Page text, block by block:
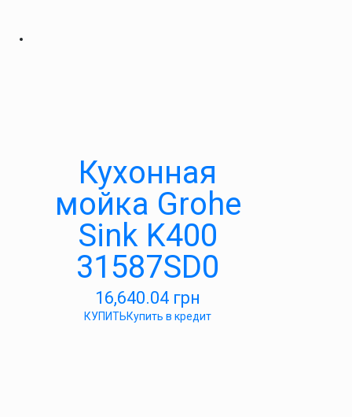
Кухонная
мойка Grohe
Sink K400
31587SD0
16,640.04 грн
КУПИТЬКупить в кредит